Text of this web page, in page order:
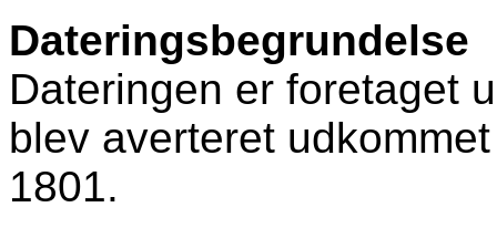
Dateringsbegrundelse
Dateringen er foretaget
blev averteret
1801.